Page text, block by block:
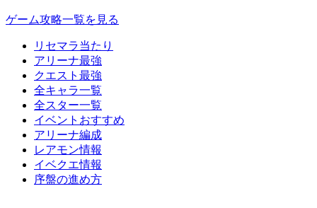
ゲーム攻略一覧を見る
リセマラ当たり
アリーナ最強
クエスト最強
全キャラ一覧
全スター一覧
イベントおすすめ
アリーナ編成
レアモン情報
イベクエ情報
序盤の進め方